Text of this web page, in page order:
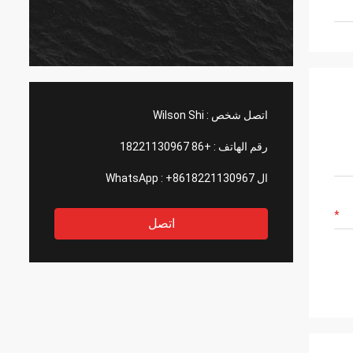
اتصل شخص : Wilson Shi
رقم الهاتف : +86 18221130967
ال WhatsApp : +8618221130967
اتصل